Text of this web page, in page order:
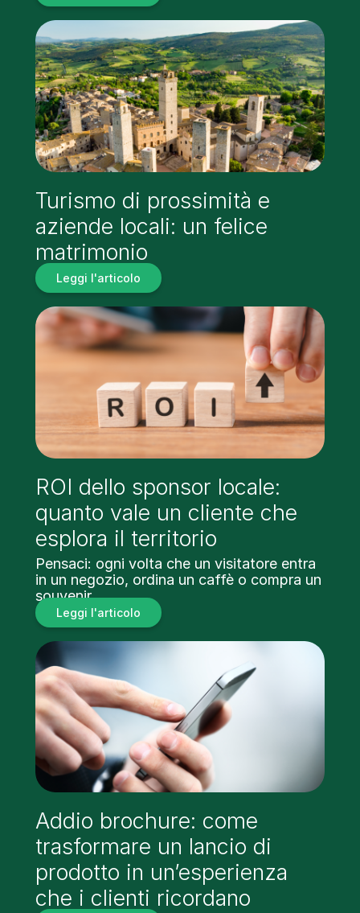
Turismo di prossimità e
aziende locali: un felice
matrimonio
Leggi l'articolo
ROI dello sponsor locale:
quanto vale un cliente che
esplora il territorio
Pensaci: ogni volta che un visitatore entra
in un negozio, ordina un caffè o compra un
souvenir…
Leggi l'articolo
Addio brochure: come
trasformare un lancio di
prodotto in un’esperienza
che i clienti ricordano